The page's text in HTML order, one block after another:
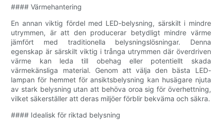
#### Värmehantering
En annan viktig fördel med LED-belysning, särskilt i mindre
utrymmen, är att den producerar betydligt mindre värme
jämfört med traditionella belysningslösningar. Denna
egenskap är särskilt viktig i trånga utrymmen där överdriven
värme kan leda till obehag eller potentiellt skada
värmekänsliga material. Genom att välja den bästa LED-
lampan för hemmet för ansiktsbelysning kan husägare njuta
av stark belysning utan att behöva oroa sig för överhettning,
vilket säkerställer att deras miljöer förblir bekväma och säkra.
#### Idealisk för riktad belysning